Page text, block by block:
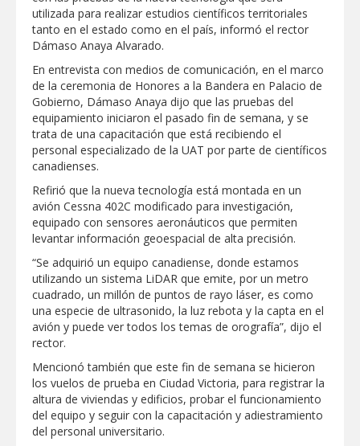
"Jefes de Familia", programa de apoyo
social municipal para los reynosenses
sede para la Facultad de Arquitectura de
la UAT en Ciudad Victoria
Agiliza el ITAVU procesos de
escrituración para brindar certeza
patrimonial a más familias de
Tamaulipas
GOBIERNO MUNICIPAL EXHORTA A
Intensificó Municipio programa de
bacheo en cuatro colonias de Reynosa
Respalda la SET acuerdos de la
CONAEDU sobre redes sociales y
escuelas militarizadas
AVANZAN TRABAJOS DE
MODERNIZACIÓN EN AVENIDA
REFORMA; GOBIERNO MUNICIPAL
MANTIENE EL RITMO DE LAS OBRAS
reportes ante lluvias
Realiza Gobierno de Reynosa programa
Acción y Conciencia en Campestre e
Integración Familiar
utilizada para realizar estudios científicos territoriales
tanto en el estado como en el país, informó el rector
Dámaso Anaya Alvarado.
En entrevista con medios de comunicación, en el marco
de la ceremonia de Honores a la Bandera en Palacio de
Gobierno, Dámaso Anaya dijo que las pruebas del
equipamiento iniciaron el pasado fin de semana, y se
trata de una capacitación que está recibiendo el
personal especializado de la UAT por parte de científicos
canadienses.
Refirió que la nueva tecnología está montada en un
avión Cessna 402C modificado para investigación,
equipado con sensores aeronáuticos que permiten
levantar información geoespacial de alta precisión.
“Se adquirió un equipo canadiense, donde estamos
utilizando un sistema LiDAR que emite, por un metro
cuadrado, un millón de puntos de rayo láser, es como
una especie de ultrasonido, la luz rebota y la capta en el
avión y puede ver todos los temas de orografía”, dijo el
rector.
Mencionó también que este fin de semana se hicieron
los vuelos de prueba en Ciudad Victoria, para registrar la
altura de viviendas y edificios, probar el funcionamiento
del equipo y seguir con la capacitación y adiestramiento
del personal universitario.